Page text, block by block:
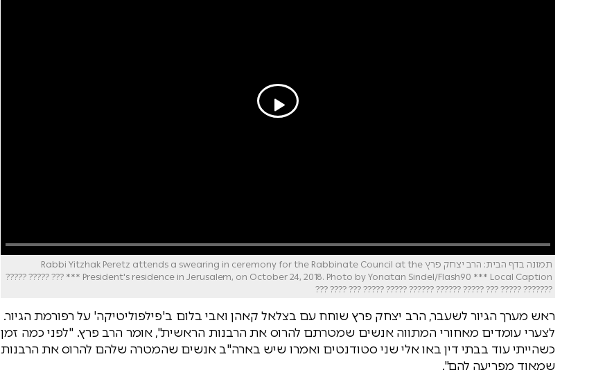
תמונה בדף הבית: הרב יצחק פרץ Rabbi Yitzhak Peretz attends a swearing in ceremony for the Rabbinate Council at the
President's residence in Jerusalem, on October 24, 2018. Photo by Yonatan Sindel/Flash90 *** Local Caption *** ??? ????? ?????
??????? ????? ??? ????? ?????? ?????? ????? ????? ??? ???? ???
ראש מערך הגיור לשעבר, הרב יצחק פרץ שוחח עם בצלאל קאהן ואבי בלום ב'פילפוליטיקה' על רפורמת הגיור.
לצערי עומדים מאחורי המתווה אנשים שמטרתם להרוס את הרבנות הראשית", אומר הרב פרץ. "לפני כמה זמן
כשהייתי עוד בבתי דין באו אלי שני סטודנטים ואמרו שיש בארה"ב אנשים שהמטרה שלהם להרוס את הרבנות
שמאוד מפריעה להם".